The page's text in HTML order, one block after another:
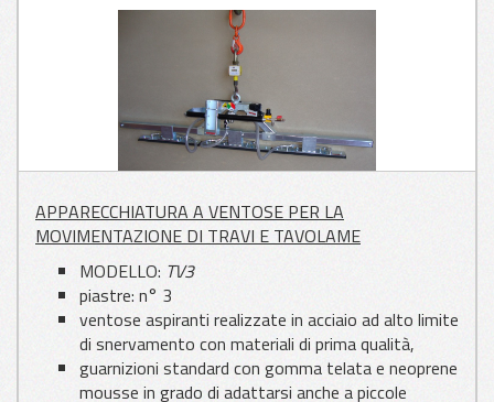
PER LEGNO
APPARECCHIATURA A VENTOSE PER LA
MOVIMENTAZIONE DI TRAVI E TAVOLAME
MODELLO: TV3
piastre: n° 3
ventose aspiranti realizzate in acciaio ad alto limite
di snervamento con materiali di prima qualità,
guarnizioni standard con gomma telata e neoprene
mousse in grado di adattarsi anche a piccole